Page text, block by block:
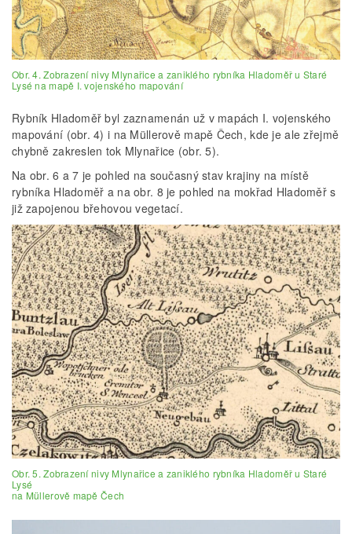
Obr. 4. Zobrazení nivy Mlynařice a zaniklého rybníka Hladoměř u Staré
Lysé na mapě I. vojenského mapování
Rybník Hladoměř byl zaznamenán už v mapách I. vojenského
mapování (obr. 4) i na Müllerově mapě Čech, kde je ale zřejmě
chybně zakreslen tok Mlynařice (obr. 5).
Na obr. 6 a 7 je pohled na současný stav krajiny na místě
rybníka Hladoměř a na obr. 8 je pohled na mokřad Hladoměř s
již zapojenou břehovou vegetací.
Obr. 5. Zobrazení nivy Mlynařice a zaniklého rybníka Hladoměř u Staré
Lysé
na Müllerově mapě Čech